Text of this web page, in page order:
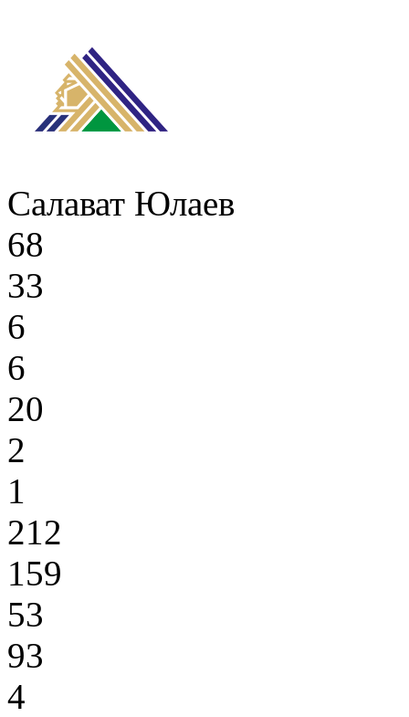
Салават Юлаев
68
33
6
6
20
2
1
212
159
53
93
4